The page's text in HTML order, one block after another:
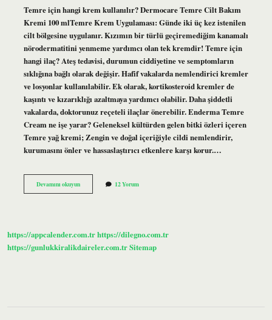
Temre için hangi krem kullanılır? Dermocare Temre Cilt Bakım
Kremi 100 mlTemre Krem Uygulaması: Günde iki üç kez istenilen
cilt bölgesine uygulanır. Kızımın bir türlü geçiremediğim kanamalı
nörodermatitini yenmeme yardımcı olan tek kremdir! Temre için
hangi ilaç? Ateş tedavisi, durumun ciddiyetine ve semptomların
sıklığına bağlı olarak değişir. Hafif vakalarda nemlendirici kremler
ve losyonlar kullanılabilir. Ek olarak, kortikosteroid kremler de
kaşıntı ve kızarıklığı azaltmaya yardımcı olabilir. Daha şiddetli
vakalarda, doktorunuz reçeteli ilaçlar önerebilir. Enderma Temre
Cream ne işe yarar? Geleneksel kültürden gelen bitki özleri içeren
Temre yağ kremi; Zengin ve doğal içeriğiyle cildi nemlendirir,
kurumasını önler ve hassaslaştırıcı etkenlere karşı korur.…
Devamını okuyunTemre
Kremi
12 Yorum
https://appcalender.com.trhttps://dilegno.com.tr
https://gunlukkiralikdaireler.com.trSitemap